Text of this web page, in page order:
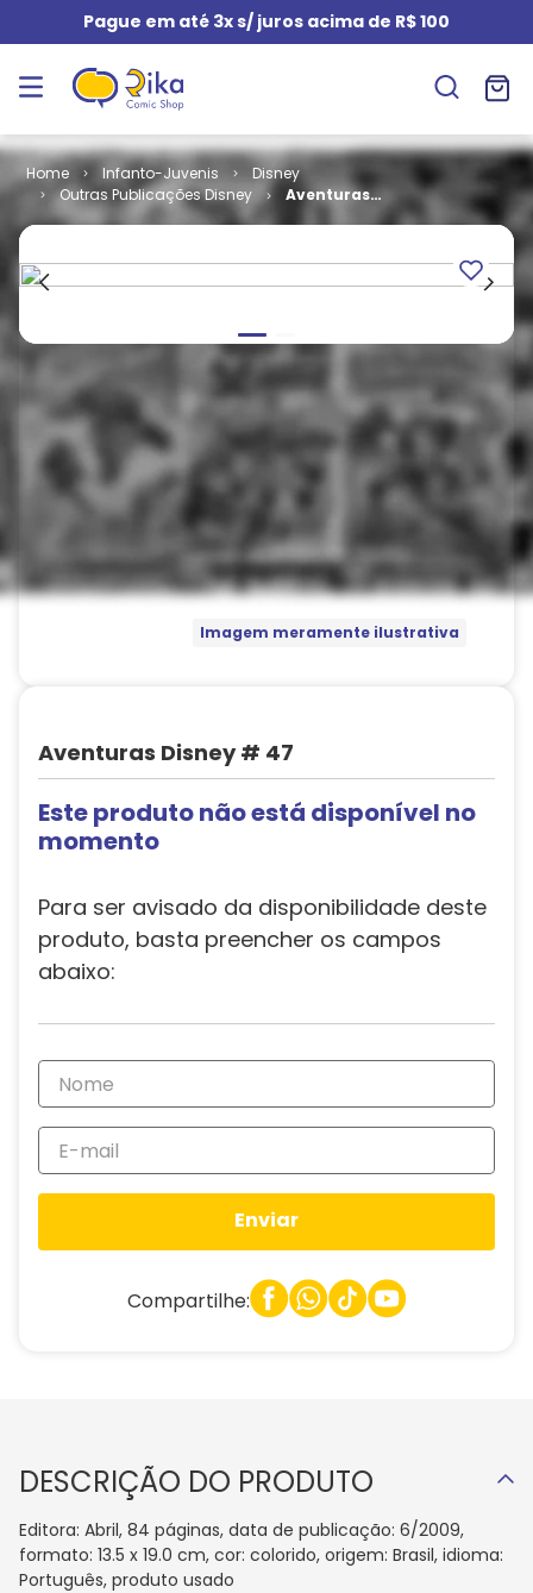
Pague em até 3x s/ juros acima de R$ 100
Infanto-Juvenis
Disney
Outras Publicações Disney
Aventuras
Imagem meramente ilustrativa
Aventuras Disney # 47
Este produto não está disponível no
momento
Para ser avisado da disponibilidade deste
produto, basta preencher os campos
abaixo:
Enviar
Compartilhe:
DESCRIÇÃO DO PRODUTO
Editora: Abril, 84 páginas, data de publicação: 6/2009,
formato: 13.5 x 19.0 cm, cor: colorido, origem: Brasil, idioma:
Português, produto usado